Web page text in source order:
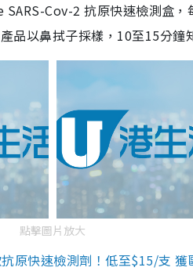
Cov-2 抗原快速檢測盒
品以鼻拭子採樣，10至15分鐘
點擊圖片放大
原快速檢測劑！低至$15/支